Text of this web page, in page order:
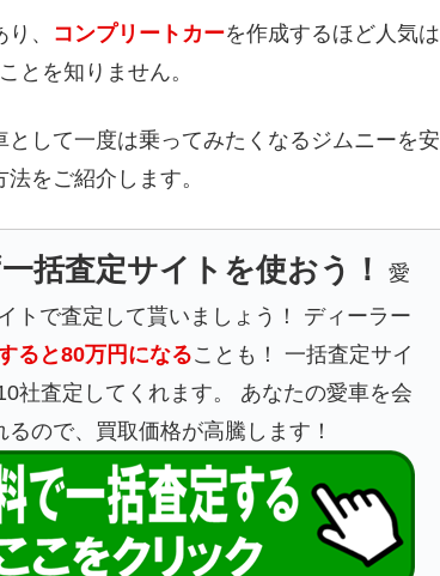
、 コンプリートカーを作成するほど人気は
とを知りません。
して一度は乗ってみたくなるジムニーを安
法をご紹介します。
括査定サイトを使おう！
愛
トで査定して貰いましょう！ ディーラー
ると80万円になることも！ 一括査定サイ
社査定してくれます。 あなたの愛車を会
ので、買取価格が高騰します！